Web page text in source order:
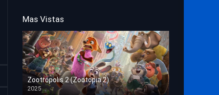
Mas Vistas
Zootrópolis 2 (Zootopia 2)
2025
HD 1080p